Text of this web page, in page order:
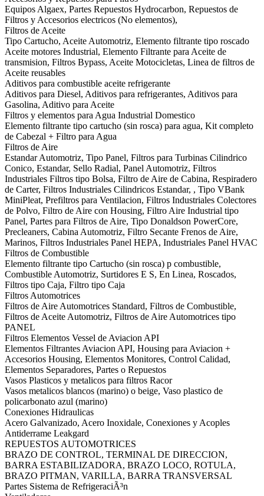
Equipos Algaex, Partes Repuestos Hydrocarbon, Repuestos de
Filtros y Accesorios electricos (No elementos),
Filtros de Aceite
Tipo Cartucho, Aceite Automotriz, Elemento filtrante tipo roscado
Aceite motores Industrial, Elemento Filtrante para Aceite de
transmision, Filtros Bypass, Aceite Motocicletas, Linea de filtros de
Aceite reusables
Aditivos para combustible aceite refrigerante
Aditivos para Diesel, Aditivos para refrigerantes, Aditivos para
Gasolina, Aditivo para Aceite
Filtros y elementos para Agua Industrial Domestico
Elemento filtrante tipo cartucho (sin rosca) para agua, Kit completo
de Cabezal + Filtro para Agua
Filtros de Aire
Estandar Automotriz, Tipo Panel, Filtros para Turbinas Cilindrico
Conico, Estandar, Sello Radial, Panel Automotriz, Filtros
Industriales Filtros tipo Bolsa, Filtro de Aire de Cabina, Respiradero
de Carter, Filtros Industriales Cilindricos Estandar, , Tipo VBank
MiniPleat, Prefiltros para Ventilacion, Filtros Industriales Colectores
de Polvo, Filtro de Aire con Housing, Filtro Aire Industrial tipo
Panel, Partes para Filtros de Aire, Tipo Donaldson PowerCore,
Precleaners, Cabina Automotriz, Filtro Secante Frenos de Aire,
Marinos, Filtros Industriales Panel HEPA, Industriales Panel HVAC
Filtros de Combustible
Elemento filtrante tipo Cartucho (sin rosca) p combustible,
Combustible Automotriz, Surtidores E S, En Linea, Roscados,
Filtros tipo Caja, Filtro tipo Caja
Filtros Automotrices
Filtros de Aire Automotrices Standard, Filtros de Combustible,
Filtros de Aceite Automotriz, Filtros de Aire Automotrices tipo
PANEL
Filtros Elementos Vessel de Aviacion API
Elementos Filtrantes Aviacion API, Housing para Aviacion +
Accesorios Housing, Elementos Monitores, Control Calidad,
Elementos Separadores, Partes o Repuestos
Vasos Plasticos y metalicos para filtros Racor
Vasos metalicos blancos (marino) o beige, Vaso plastico de
policarbonato azul (marino)
Conexiones Hidraulicas
Acero Galvanizado, Acero Inoxidale, Conexiones y Acoples
Antiderrame Leakgard
REPUESTOS AUTOMOTRICES
BRAZO DE CONTROL, TERMINAL DE DIRECCION,
BARRA ESTABILIZADORA, BRAZO LOCO, ROTULA,
BRAZO PITMAN, VARILLA, BARRA TRANSVERSAL
Partes Sistema de RefrigeraciÃ³n